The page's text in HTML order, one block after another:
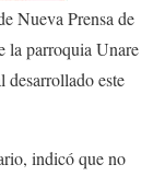
Nueva Prensa de
la parroquia Unare
desarrollado este
indicó que no